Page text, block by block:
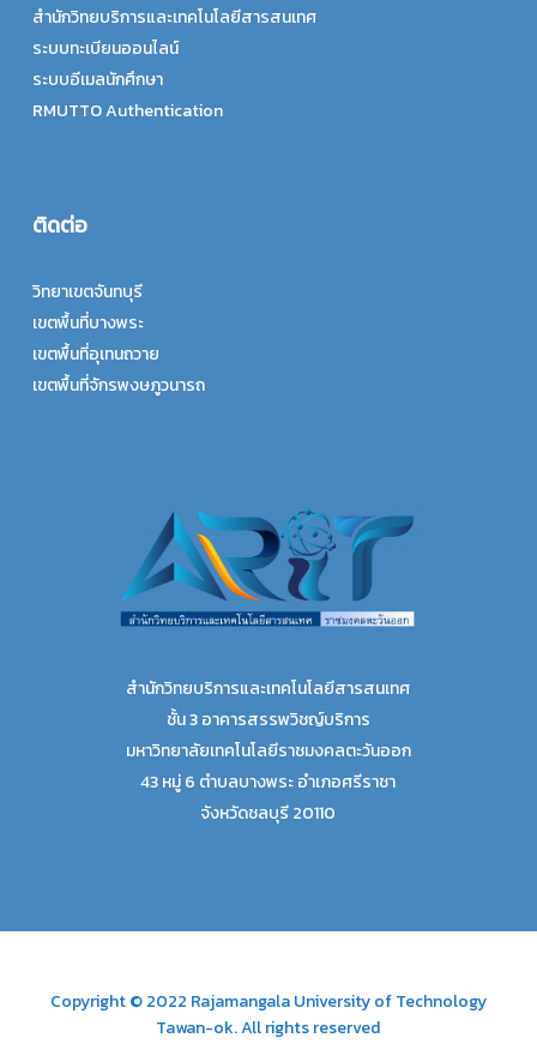
สำนักวิทยบริการและเทคโนโลยีสารสนเทศ
ระบบทะเบียนออนไลน์
ระบบอีเมลนักศึกษา
RMUTTO Authentication
ติดต่อ
วิทยาเขตจันทบุรี
เขตพื้นที่บางพระ
เขตพื้นที่อุเทนถวาย
เขตพื้นที่จักรพงษภูวนารถ
สำนักวิทยบริการและเทคโนโลยีสารสนเทศ
ชั้น 3 อาคารสรรพวิชญ์บริการ
มหาวิทยาลัยเทคโนโลยีราชมงคลตะวันออก
43 หมู่ 6 ตำบลบางพระ อำเภอศรีราชา
จังหวัดชลบุรี 20110
Copyright © 2022 Rajamangala University of Technology
Tawan-ok. All rights reserved